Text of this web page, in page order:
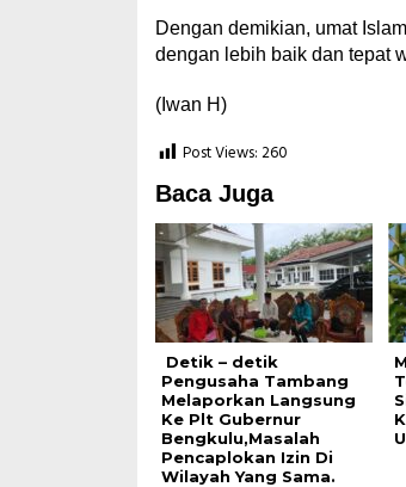
Dengan demikian, umat
dengan lebih baik dan tepat
(Iwan H)
Post Views:260
Baca Juga
Detik – detik
Pengusaha Tambang
Melaporkan Langsung
Ke Plt Gubernur
Bengkulu,Masalah
Pencaplokan Izin Di
Wilayah Yang Sama.